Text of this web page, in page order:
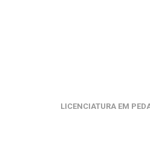
LICENCIATURA EM